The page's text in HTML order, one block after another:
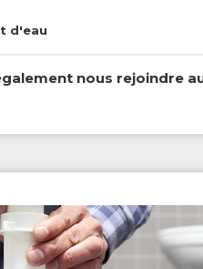
d'eau
nous rejoindre